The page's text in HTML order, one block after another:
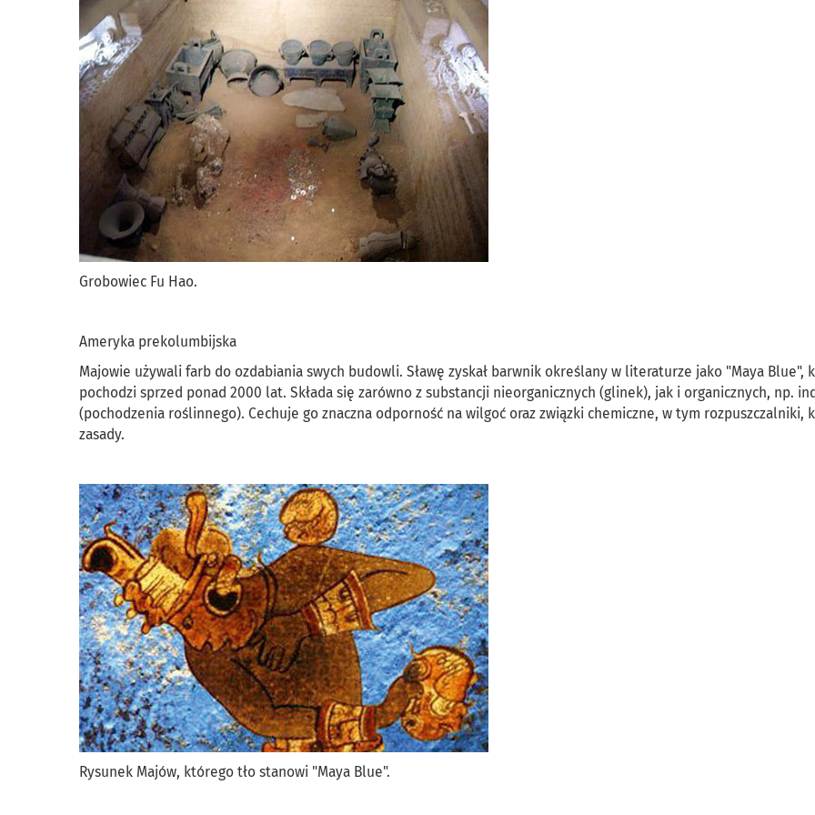
Grobowiec Fu Hao.
Ameryka prekolumbijska
Majowie używali farb do ozdabiania swych budowli. Sławę zyskał barwnik określany w literaturze jako "Maya Blue",
pochodzi sprzed ponad 2000 lat. Składa się zarówno z substancji nieorganicznych (glinek), jak i organicznych, np.
(pochodzenia roślinnego). Cechuje go znaczna odporność na wilgoć oraz związki chemiczne, w tym rozpuszczalniki,
zasady.
Rysunek Majów, którego tło stanowi "Maya Blue".